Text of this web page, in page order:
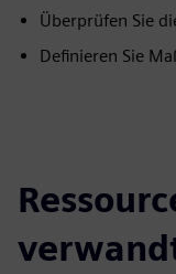
Überprüfen Sie
Definieren Sie